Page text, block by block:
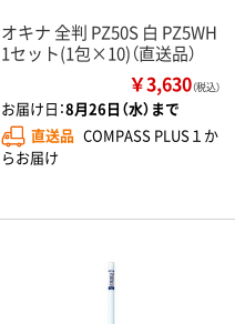
オキナ 全判 PZ50S 白 PZ5WH
1セット(1包×10)（直送品）
￥3,630（税込）
お届け日：8月26日（水）まで
直送品 COMPASS PLUS１か
らお届け